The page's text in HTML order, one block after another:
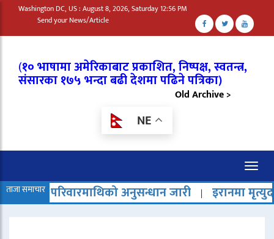
Washington DC, US : August 8, 2026, Saturday 12:56 PM
Send your News/Article
(१० भाषामा अमेरिकाबाट प्रकाशित, निष्पक्ष, स्वतन्त्र,
संसारका १७५ भन्दा बढी देशमा पढिने पत्रिका)
Old Archive >
NE
ताजा समाचार अनुसन्धान जारी | इरानमा मृत्युदण्ड बढेको भन्दै